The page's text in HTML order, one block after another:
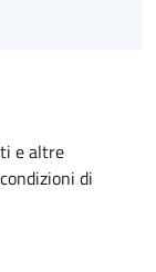
e altre
di